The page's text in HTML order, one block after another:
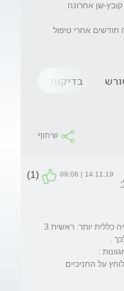
שן אחרונה
חודשים אחרי טיפול
בדיקות
שיתוף
14.11.19 | 09:06
(1)